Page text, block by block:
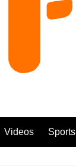
Videos Sports